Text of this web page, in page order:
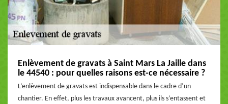
Enlèvement de gravats à Saint Mars La Jaille dans
le 44540 : pour quelles raisons est-ce nécessaire ?
L’enlèvement de gravats est indispensable dans le cadre d’un
chantier. En effet, plus les travaux avancent, plus ils s’entassent et